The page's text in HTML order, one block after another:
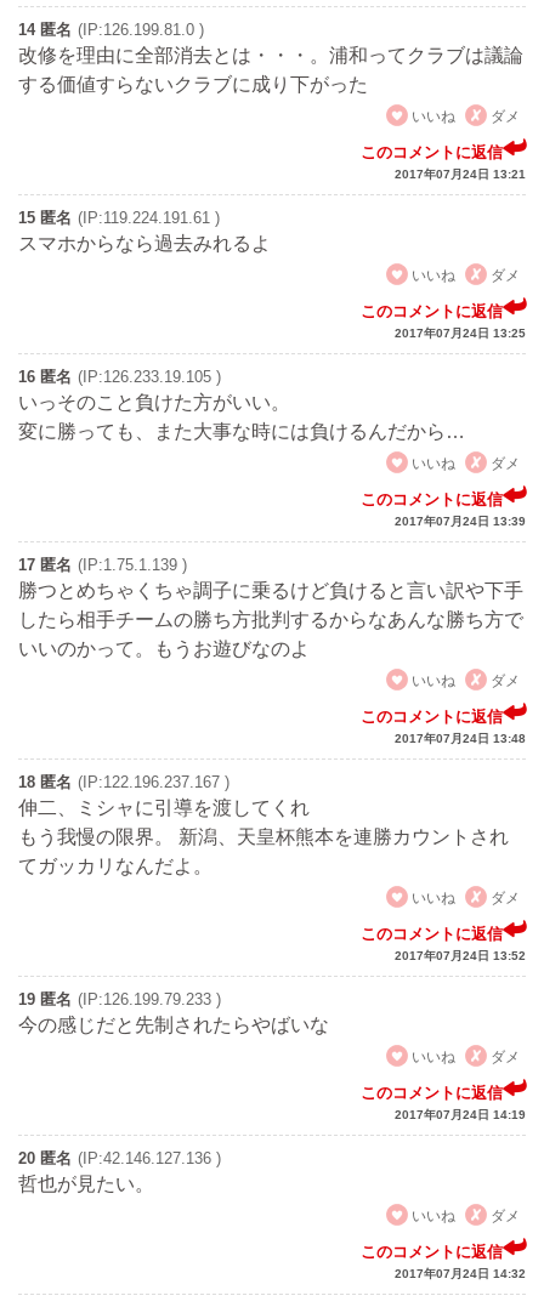
14 匿名 (IP:126.199.81.0 )
改修を理由に全部消去とは・・・。浦和ってクラブは議論
する価値すらないクラブに成り下がった
いいね
ダメ
このコメントに返信
2017年07月24日 13:21
15 匿名 (IP:119.224.191.61 )
スマホからなら過去みれるよ
いいね
ダメ
このコメントに返信
2017年07月24日 13:25
16 匿名 (IP:126.233.19.105 )
いっそのこと負けた方がいい。
変に勝っても、また大事な時には負けるんだから…
いいね
ダメ
このコメントに返信
2017年07月24日 13:39
17 匿名 (IP:1.75.1.139 )
勝つとめちゃくちゃ調子に乗るけど負けると言い訳や下手
したら相手チームの勝ち方批判するからなあんな勝ち方で
いいのかって。もうお遊びなのよ
いいね
ダメ
このコメントに返信
2017年07月24日 13:48
18 匿名 (IP:122.196.237.167 )
伸二、ミシャに引導を渡してくれ
もう我慢の限界。 新潟、天皇杯熊本を連勝カウントされ
てガッカリなんだよ。
いいね
ダメ
このコメントに返信
2017年07月24日 13:52
19 匿名 (IP:126.199.79.233 )
今の感じだと先制されたらやばいな
いいね
ダメ
このコメントに返信
2017年07月24日 14:19
20 匿名 (IP:42.146.127.136 )
哲也が見たい。
いいね
ダメ
このコメントに返信
2017年07月24日 14:32